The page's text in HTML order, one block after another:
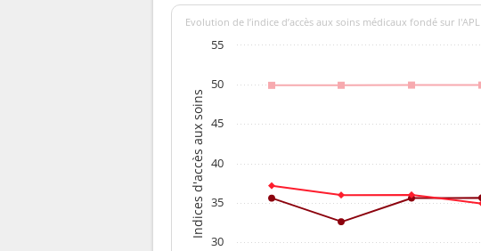
Indices d'accès aux soins
Evolution de l’indice d’accès aux soins médicaux fondé sur l'APL
30
35
40
45
50
55